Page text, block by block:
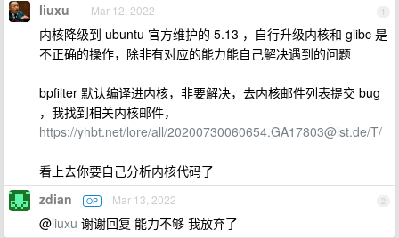
1
liuxu Mar 12, 2022
内核降级到 ubuntu 官方维护的 5.13 ，自行升级内核和 glibc 是
不正确的操作，除非有对应的能力能自己解决遇到的问题
bpfilter 默认编译进内核，非要解决，去内核邮件列表提交 bug
，我找到相关内核邮件，
https://yhbt.net/lore/all/20200730060654.GA17803@lst.de/T/
看上去你要自己分析内核代码了
2
zdian OP Mar 13, 2022
@liuxu 谢谢回复 能力不够 我放弃了